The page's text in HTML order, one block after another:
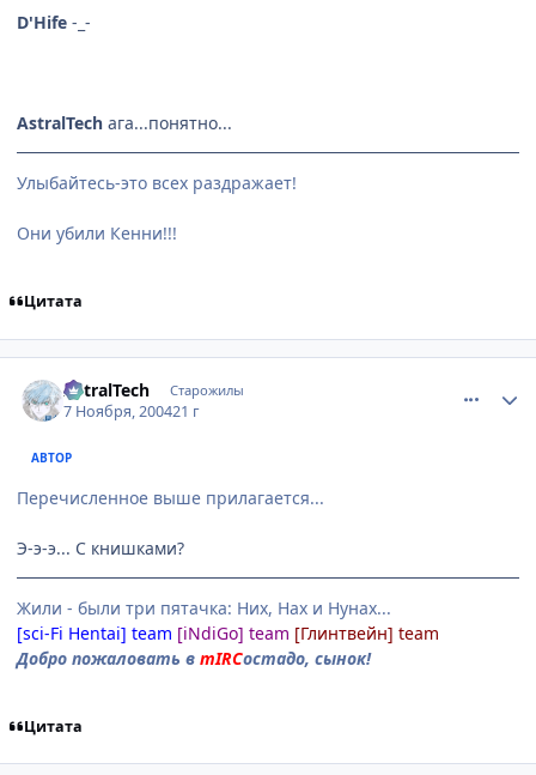
D'Hife -_-
AstralTech ага...понятно...
Улыбайтесь-это всех раздражает!
Они убили Кенни!!!
Цитата
AstralTech Старожилы
7 Ноября, 200421 г
АВТОР
Перечисленное выше прилагается...
Э-э-э... С книшками?
Жили - были три пятачка: Них, Нах и Нунах...
[sci-Fi Hentai] team [iNdiGo] team [Глинтвейн] team
Добро пожаловать в mIRCостадо, сынок!
Цитата